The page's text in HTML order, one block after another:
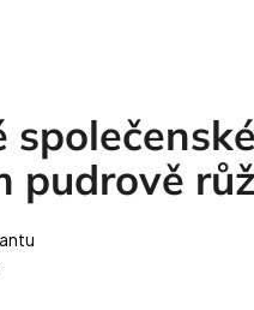
pudrově